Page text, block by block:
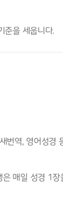
을 세웁니다.
번역, 영어성경
매일 성경 1